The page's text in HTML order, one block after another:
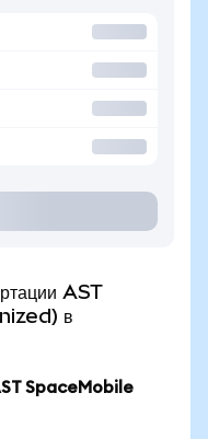
AST
в
SpaceMobile